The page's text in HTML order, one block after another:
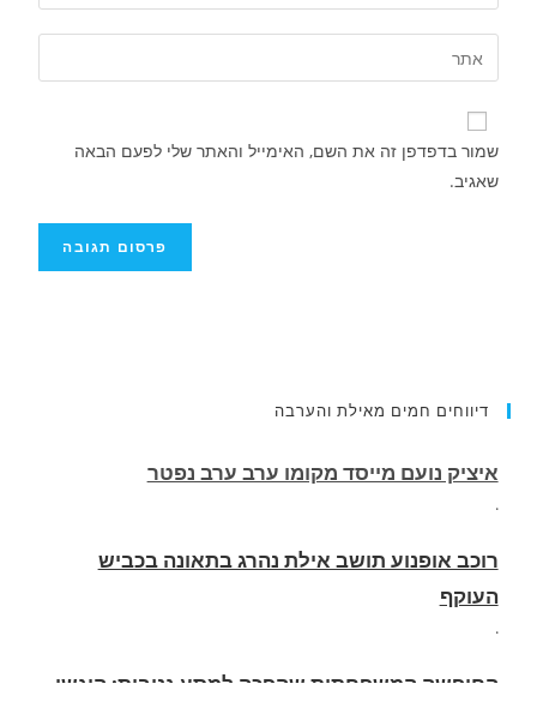
שמור בדפדפן זה את השם, האימייל והאתר שלי לפעם הבאה
שאגיב.
דיווחים חמים מאילת והערבה
רוכב אופנוע תושב אילת נהרג בתאונה בכביש
העוקף
החופשה המשפחתית שהפכה למסע גניבות: הוגשו